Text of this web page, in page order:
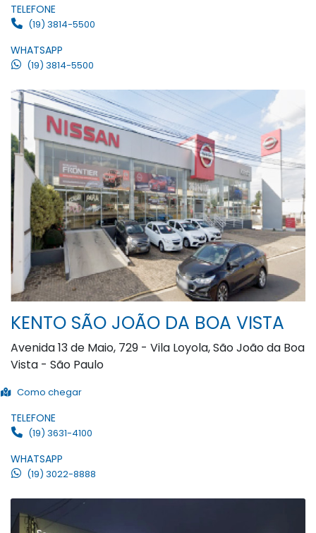
TELEFONE
(19) 3814-5500
WHATSAPP
(19) 3814-5500
KENTO SÃO JOÃO DA BOA VISTA
Avenida 13 de Maio, 729 - Vila Loyola, São João da Boa
Vista - São Paulo
Como chegar
TELEFONE
(19) 3631-4100
WHATSAPP
(19) 3022-8888